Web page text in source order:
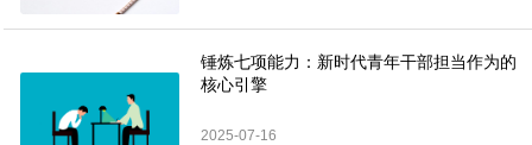
​​锤炼七项能力：新时代青年干部担当作为的
核心引擎​
2025-07-16